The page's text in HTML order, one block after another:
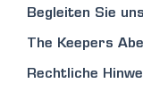
Begleiten Sie uns
The Keepers
Rechtliche